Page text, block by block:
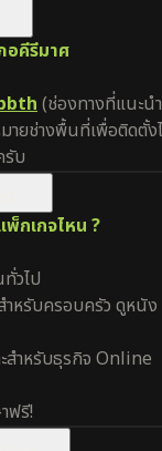
อคีรีมาศ
(ช่องทางที่แนะน
ายช่างพื้นที่เพื่อติดตั้ง
รับ
กเกจไหน ?
วไป
ำหรับครอบครัว ดูหนัง
สำหรับธุรกิจ Online
ฟรี!